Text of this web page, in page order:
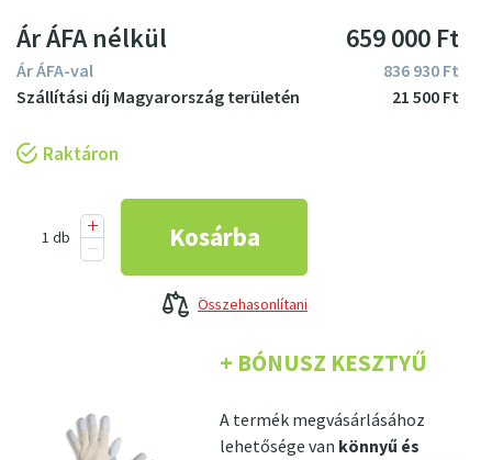
+ BÓNUSZ KESZTYŰ
A termék megvásárlásához
lehetősége van könnyű és
Raktáron
Ár ÁFA nélkül 659000 Ft
Ár ÁFA-val 836930Ft
21500Ft
Összehasonlítani